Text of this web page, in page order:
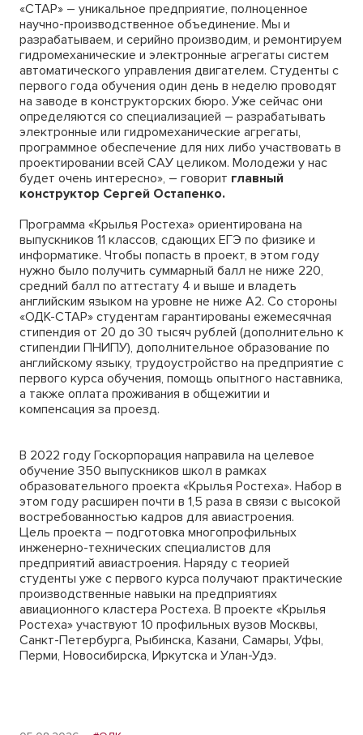
«СТАР» – уникальное предприятие, полноценное
научно-производственное объединение. Мы и
разрабатываем, и серийно производим, и ремонтируем
гидромеханические и электронные агрегаты систем
автоматического управления двигателем. Студенты с
первого года обучения один день в неделю проводят
на заводе в конструкторских бюро. Уже сейчас они
определяются со специализацией – разрабатывать
электронные или гидромеханические агрегаты,
программное обеспечение для них либо участвовать в
проектировании всей САУ целиком. Молодежи у нас
будет очень интересно», – говорит главный
конструктор Сергей Остапенко.
Программа «Крылья Ростеха» ориентирована на
выпускников 11 классов, сдающих ЕГЭ по физике и
информатике. Чтобы попасть в проект, в этом году
нужно было получить суммарный балл не ниже 220,
средний балл по аттестату 4 и выше и владеть
английским языком на уровне не ниже А2. Со стороны
«ОДК-СТАР» студентам гарантированы ежемесячная
стипендия от 20 до 30 тысяч рублей (дополнительно к
стипендии ПНИПУ), дополнительное образование по
английскому языку, трудоустройство на предприятие с
первого курса обучения, помощь опытного наставника,
а также оплата проживания в общежитии и
компенсация за проезд.
В 2022 году Госкорпорация направила на целевое
обучение 350 выпускников школ в рамках
образовательного проекта «Крылья Ростеха». Набор в
этом году расширен почти в 1,5 раза в связи с высокой
востребованностью кадров для авиастроения.
Цель проекта – подготовка многопрофильных
инженерно-технических специалистов для
предприятий авиастроения. Наряду с теорией
студенты уже с первого курса получают практические
производственные навыки на предприятиях
авиационного кластера Ростеха. В проекте «Крылья
Ростеха» участвуют 10 профильных вузов Москвы,
Санкт-Петербурга, Рыбинска, Казани, Самары, Уфы,
Перми, Новосибирска, Иркутска и Улан-Удэ.